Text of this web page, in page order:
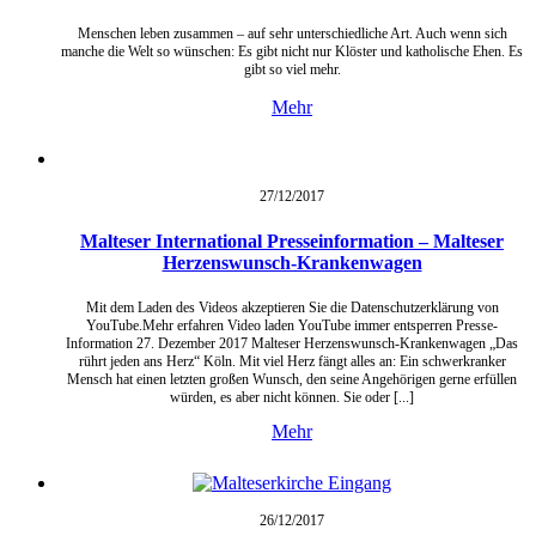
Menschen leben zusammen – auf sehr unterschiedliche Art. Auch wenn sich
manche die Welt so wünschen: Es gibt nicht nur Klöster und katholische Ehen. Es
gibt so viel mehr.
Mehr
27/12/2017
Malteser International Presseinformation – Malteser
Herzenswunsch-Krankenwagen
Mit dem Laden des Videos akzeptieren Sie die Datenschutzerklärung von
YouTube.Mehr erfahren Video laden YouTube immer entsperren Presse-
Information 27. Dezember 2017 Malteser Herzenswunsch-Krankenwagen „Das
rührt jeden ans Herz“ Köln. Mit viel Herz fängt alles an: Ein schwerkranker
Mensch hat einen letzten großen Wunsch, den seine Angehörigen gerne erfüllen
würden, es aber nicht können. Sie oder [...]
Mehr
26/12/2017